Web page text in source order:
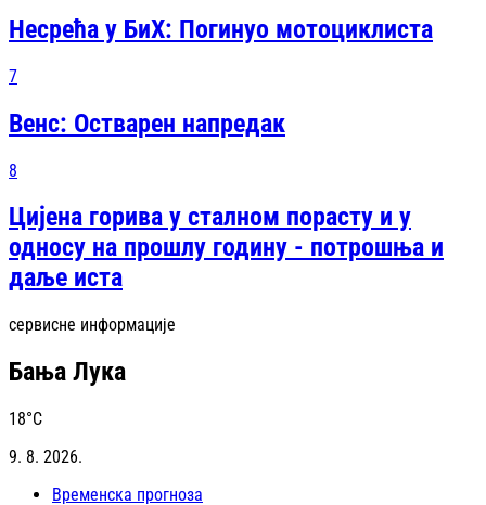
Несрећа у БиХ: Погинуо мотоциклиста
7
Венс: Остварен напредак
8
Цијена горива у сталном порасту и у
односу на прошлу годину - потрошња и
даље иста
сервисне информације
Бања Лука
18°C
9. 8. 2026.
Временска прогноза